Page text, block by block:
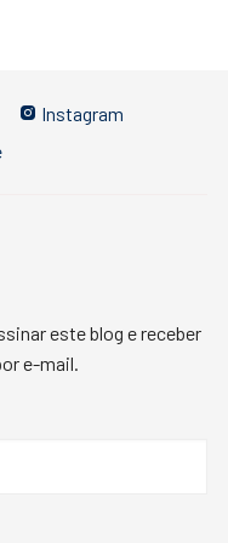
Instagram
este blog e receber
e-mail.